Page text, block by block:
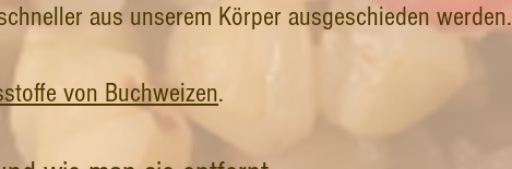
aus unserem Körper ausgeschieden werden.
von Buchweizen.